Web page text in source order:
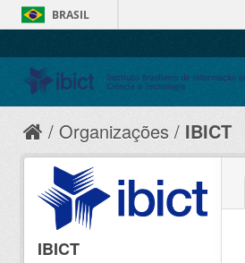
BRASIL
Organizações IBICT
IBICT